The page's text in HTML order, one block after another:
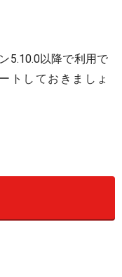
5.10.0以降で利用で
トしておきましょ